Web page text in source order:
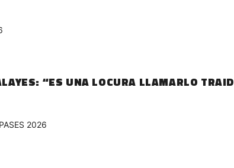
“ES UNA LOCURA LLAMARLO
2026